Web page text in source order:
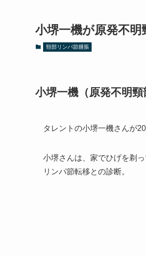
小堺一機が原発不
頸部リンパ節腫脹
小堺一機（原発不明頸
タレントの小堺一機さんが
小堺さんは、家でひげを剃
リンパ節転移との診断。